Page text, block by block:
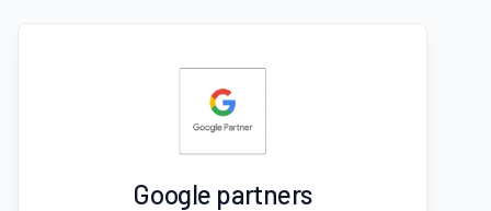
Google partners